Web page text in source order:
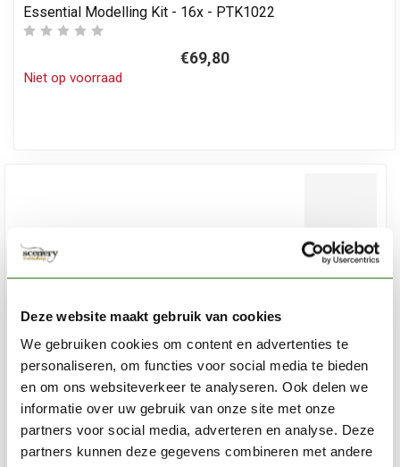
Deze website maakt gebruik van cookies
We gebruiken cookies om content en advertenties te
personaliseren, om functies voor social media te bieden
en om ons websiteverkeer te analyseren. Ook delen we
informatie over uw gebruik van onze site met onze
partners voor social media, adverteren en analyse. Deze
partners kunnen deze gegevens combineren met andere
Essential Modelling Kit - 16x - PTK1022
€69,80
Niet op voorraad